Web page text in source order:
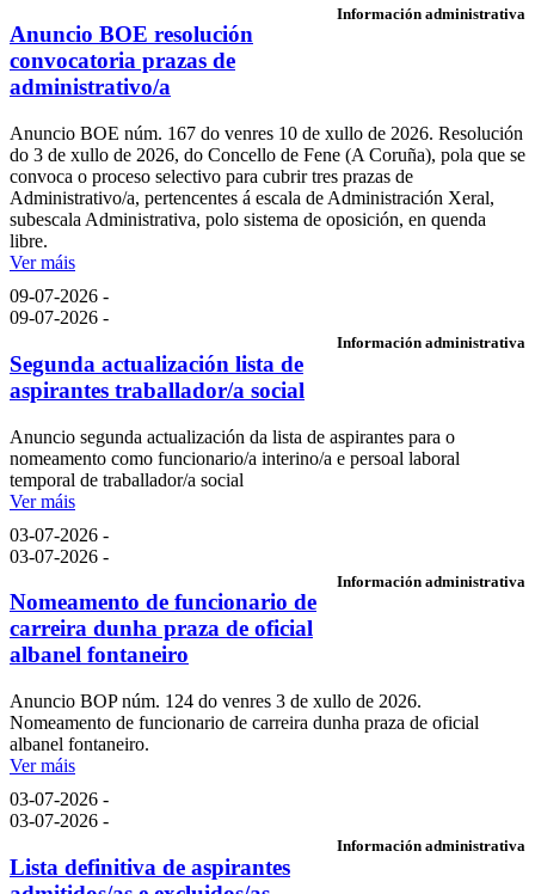
Información administrativa
Anuncio BOE resolución
convocatoria prazas de
administrativo/a
Anuncio BOE núm. 167 do venres 10 de xullo de 2026. Resolución
do 3 de xullo de 2026, do Concello de Fene (A Coruña), pola que se
convoca o proceso selectivo para cubrir tres prazas de
Administrativo/a, pertencentes á escala de Administración Xeral,
subescala Administrativa, polo sistema de oposición, en quenda
libre.
Ver máis
09-07-2026 -
09-07-2026 -
Información administrativa
Segunda actualización lista de
aspirantes traballador/a social
Anuncio segunda actualización da lista de aspirantes para o
nomeamento como funcionario/a interino/a e persoal laboral
temporal de traballador/a social
Ver máis
03-07-2026 -
03-07-2026 -
Información administrativa
Nomeamento de funcionario de
carreira dunha praza de oficial
albanel fontaneiro
Anuncio BOP núm. 124 do venres 3 de xullo de 2026.
Nomeamento de funcionario de carreira dunha praza de oficial
albanel fontaneiro.
Ver máis
03-07-2026 -
03-07-2026 -
Información administrativa
Lista definitiva de aspirantes